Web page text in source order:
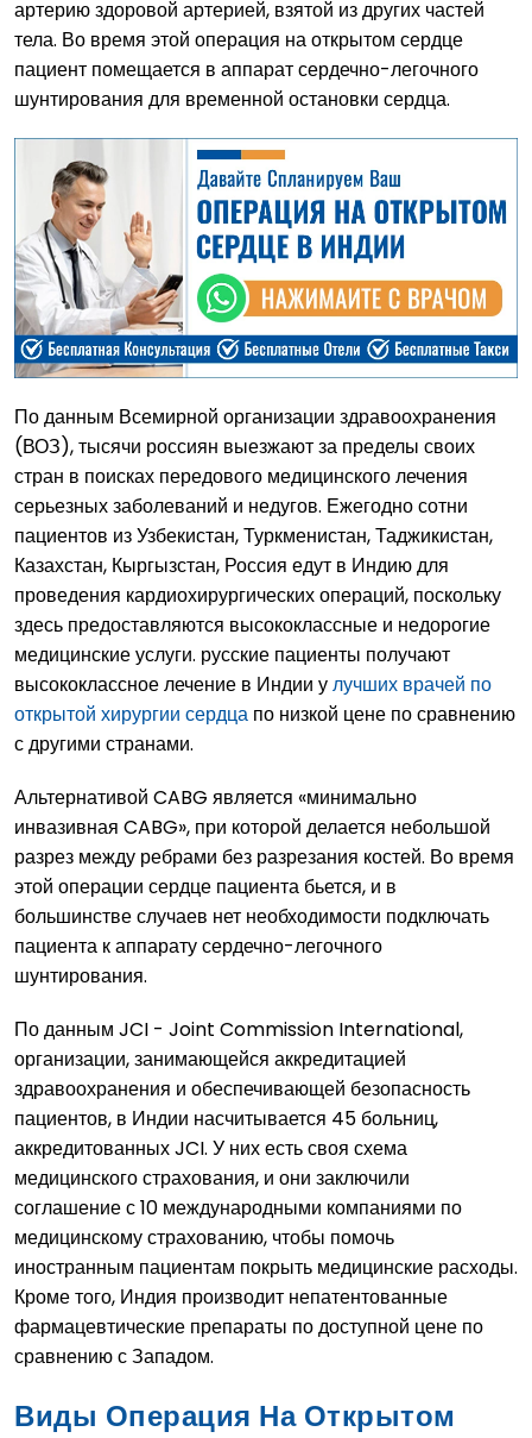
артерию здоровой артерией, взятой из других частей
тела. Во время этой операция на открытом сердце
пациент помещается в аппарат сердечно-легочного
шунтирования для временной остановки сердца.
По данным Всемирной организации здравоохранения
(ВОЗ), тысячи россиян выезжают за пределы своих
стран в поисках передового медицинского лечения
серьезных заболеваний и недугов. Ежегодно сотни
пациентов из Узбекистан, Туркменистан, Таджикистан,
Казахстан, Кыргызстан, Россия едут в Индию для
проведения кардиохирургических операций, поскольку
здесь предоставляются высококлассные и недорогие
медицинские услуги. русские пациенты получают
высококлассное лечение в Индии улучших врачей по
открытой хирургии сердца по низкой цене по сравнению
с другими странами.
Альтернативой CABG является «минимально
инвазивная CABG», при которой делается небольшой
разрез между ребрами без разрезания костей. Во время
этой операции сердце пациента бьется, и в
большинстве случаев нет необходимости подключать
пациента к аппарату сердечно-легочного
шунтирования.
По данным JCI - Joint Commission International,
организации, занимающейся аккредитацией
здравоохранения и обеспечивающей безопасность
пациентов, в Индии насчитывается 45 больниц,
аккредитованных JCI. У них есть своя схема
медицинского страхования, и они заключили
соглашение с 10 международными компаниями по
медицинскому страхованию, чтобы помочь
иностранным пациентам покрыть медицинские расходы.
Кроме того, Индия производит непатентованные
фармацевтические препараты по доступной цене по
сравнению с Западом.
Виды Операция На Открытом